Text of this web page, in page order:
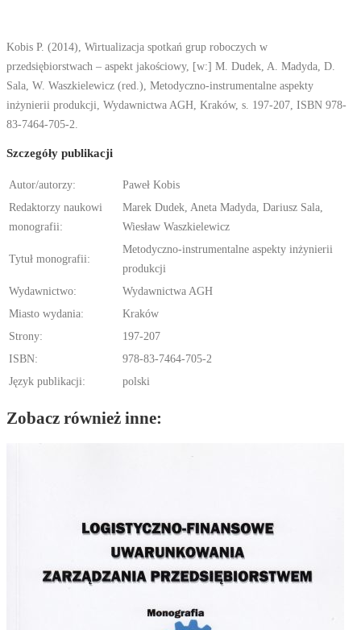
Kobis P. (2014), Wirtualizacja spotkań grup roboczych w
przedsiębiorstwach – aspekt jakościowy, [w:] M. Dudek, A. Madyda, D.
Sala, W. Waszkielewicz (red.), Metodyczno-instrumentalne aspekty
inżynierii produkcji, Wydawnictwa AGH, Kraków, s. 197-207, ISBN 978-
83-7464-705-2.
Szczegóły publikacji
Autor/autorzy:
Paweł Kobis
Redaktorzy naukowi
monografii:
Marek Dudek, Aneta Madyda, Dariusz Sala,
Wiesław Waszkielewicz
Tytuł monografii:
Metodyczno-instrumentalne aspekty inżynierii
produkcji
Wydawnictwo:
Wydawnictwa AGH
Miasto wydania:
Kraków
Strony:
197-207
ISBN:
978-83-7464-705-2
Język publikacji:
polski
Zobacz również inne: